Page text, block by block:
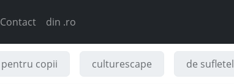
Contact din .ro
pentru copii culturescape de sufletel